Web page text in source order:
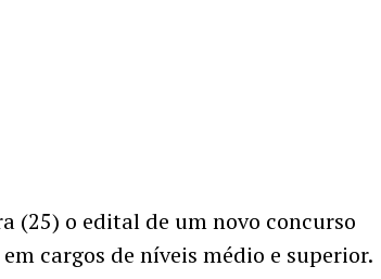
(25) o edital de um novo concurso
cargos de níveis médio e superior.